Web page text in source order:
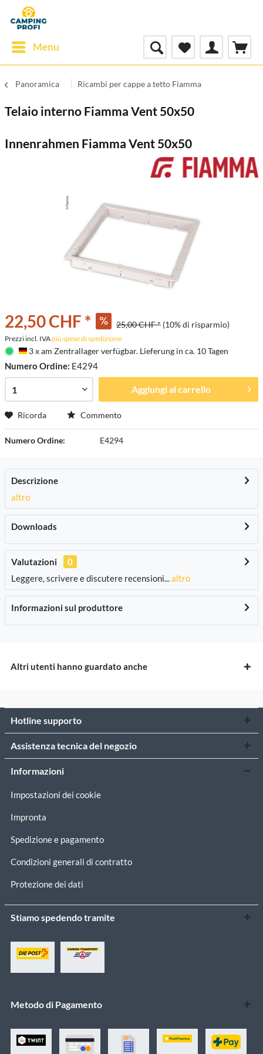
Menu
Panoramica Ricambi per cappe a tetto Fiamma
Telaio interno Fiamma Vent 50x50
Innenrahmen Fiamma Vent 50x50
22,50 CHF * 25,00 CHF * (10% di risparmio)
Prezzi incl. IVApiù spese di spedizione
Deutschland
3 x am Zentrallager verfügbar. Lieferung in ca. 10 Tagen
Numero Ordine: E4294
Aggiungi al carrello
Ricorda Commento
Numero Ordine: E4294
Descrizione
altro
Downloads
Valutazioni
0
Leggere, scrivere e discutere recensioni...altro
Informazioni sul produttore
Altri utenti hanno guardato anche
Hotline supporto
Assistenza tecnica del negozio
Informazioni
Impostazioni dei cookie
Impronta
Spedizione e pagamento
Condizioni generali di contratto
Protezione dei dati
Stiamo spedendo tramite
Metodo di Pagamento